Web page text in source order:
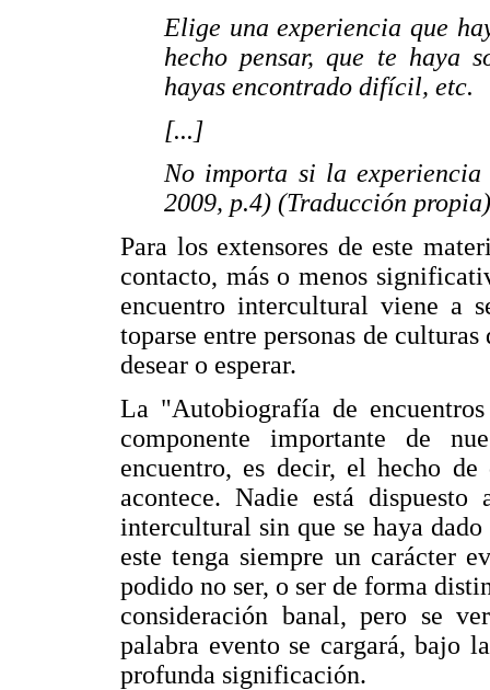
Elige una experiencia que
hecho pensar, que te haya
hayas encontrado difícil, etc.
[...]
No importa si la
2009, p.4) (Traducción
Para los extensores de este
contacto, más o menos
encuentro intercultural viene a
toparse entre personas de
desear o esperar.
La "Autobiografía de
componente importante de
encuentro, es decir, el hecho
acontece. Nadie está
intercultural sin que se haya
este tenga siempre un carácter
podido no ser, o ser de forma
consideración banal, pero se
palabra evento se cargará, bajo
profunda significación.